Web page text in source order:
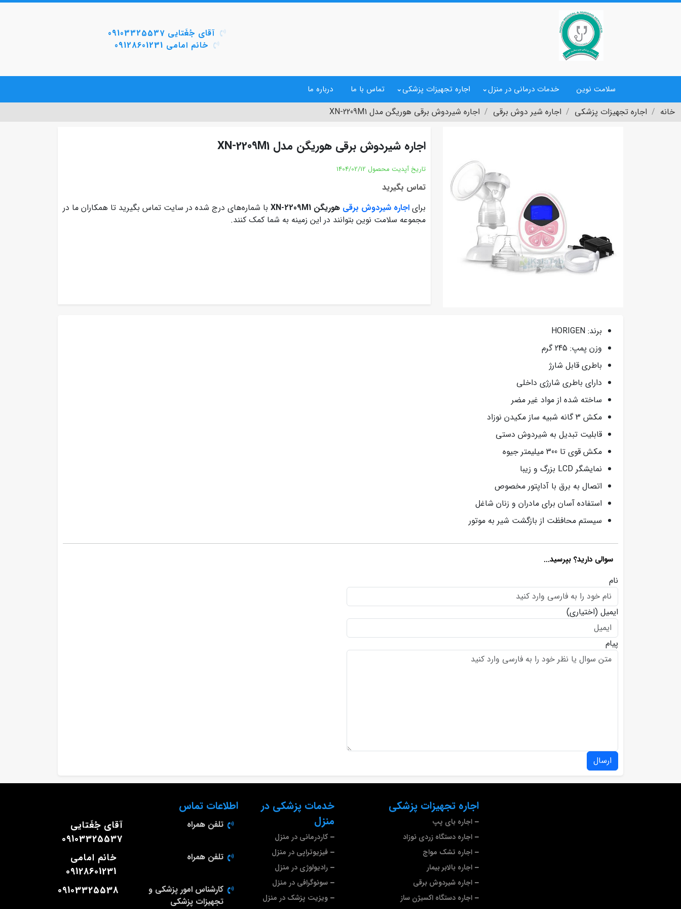
آقای جُغَتایی 09103325537
خانم امامی 09128601231
سلامت نوین خدمات درمانی در منزل اجاره تجهیزات پزشکی تماس با ما درباره ما
خانه اجاره تجهیزات پزشکی اجاره شیر دوش برقی اجاره شیردوش برقی هوریگن مدل XN-2209M1
اجاره شیردوش برقی هوریگن مدل XN-2209M1
تاریخ آپدیت محصول 1404/02/12
تماس بگیرید
برای اجاره شیردوش برقی هوریگن XN-2209M1
با شماره‌های درج شده در سایت تماس بگیرید تا همکاران ما در
مجموعه سلامت نوین بتوانند در این زمینه به شما کمک کنند.
برند: HORIGEN
وزن پمپ: 245 گرم
باطری قابل شارژ
دارای باطری شارژی داخلی
ساخته شده از مواد غیر مضر
مکش 3 گانه شبیه ساز مکیدن نوزاد
قابلیت تبدیل به شیردوش دستی
مکش قوی تا 300 میلیمتر جیوه
نمایشگر LCD بزرگ و زیبا
اتصال به برق با آداپتور مخصوص
استفاده آسان برای مادران و زنان شاغل
سیستم محافظت از بازگشت شیر به موتور
سوالی دارید؟ بپرسید...
نام
ایمیل (اختیاری)
پیام
ارسال
اجاره تجهیزات پزشکی
اجاره بای پپ
اجاره دستگاه زردی نوزاد
اجاره تشک مواج
اجاره بالابر بیمار
اجاره شیردوش برقی
اجاره دستگاه اکسیژن ساز
خدمات پزشکی در
منزل
کاردرمانی در منزل
فیزیوتراپی در منزل
رادیولوژی در منزل
سونوگرافی در منزل
ویزیت پزشک در منزل
اطلاعات تماس
تلفن همراه
آقای جُغَتایی
09103325537
تلفن همراه
خانم امامی
09128601231
کارشناس امور پزشکی و
تجهیزات پزشکی
09103325538